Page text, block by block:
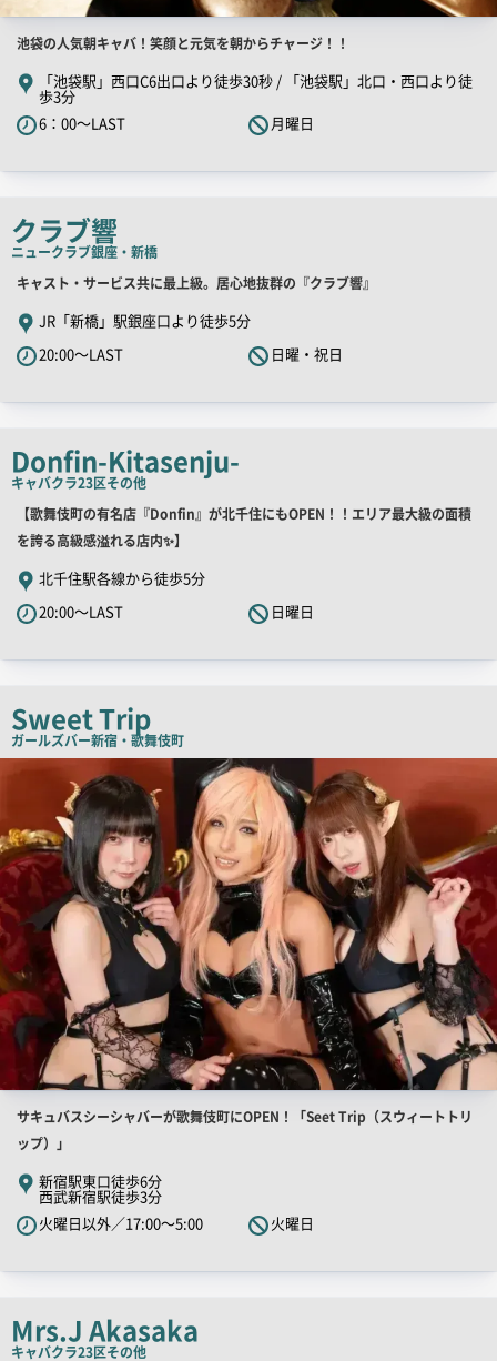
店
舗
PR
キ
ッ
コ
ピ
ー
池袋の人気朝キャバ！笑顔と元気を朝からチャージ！！
「池袋駅」西口C6出口より徒歩30秒 / 「池袋駅」北口・西口より徒
歩3分
6：00～LAST
月曜日
クラブ響
ニュークラブ銀座・新橋
店
舗
PR
キ
コ
ピ
ー
キャスト・サービス共に最上級。居心地抜群の『クラブ響』
JR「新橋」駅銀座口より徒歩5分
20:00～LAST
日曜・祝日
Donfin-Kitasenju-
キャバクラ23区その他
店
舗
PR
キ
ャ
ピ
ー
【歌舞伎町の有名店『Donfin』が北千住にもOPEN！！エリア最大級の面積
を誇る高級感溢れる店内✨】
北千住駅各線から徒歩5分
20:00～LAST
日曜日
Sweet Trip
ガールズバー新宿・歌舞伎町
店
像
店
舗
PR
キ
ャ
チ
ピ
ー
サキュバスシーシャバーが歌舞伎町にOPEN！「Seet Trip（スウィートトリ
ップ）」
新宿駅東口徒歩6分
西武新宿駅徒歩3分
火曜日以外／17:00～5:00
火曜日
Mrs.J Akasaka
キャバクラ23区その他